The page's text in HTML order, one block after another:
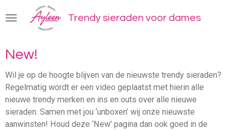
direct
de
hoofdinhoud
Trendy sieraden voor dames
New!
Wil je op de hoogte blijven van de nieuwste trendy sieraden?
Regelmatig wordt er een video geplaatst met hierin alle
nieuwe trendy merken en ins en outs over alle nieuwe
sieraden. Samen met jou ‘unboxen’ wij onze nieuwste
aanwinsten! Houd deze ‘New’ pagina dan ook goed in de